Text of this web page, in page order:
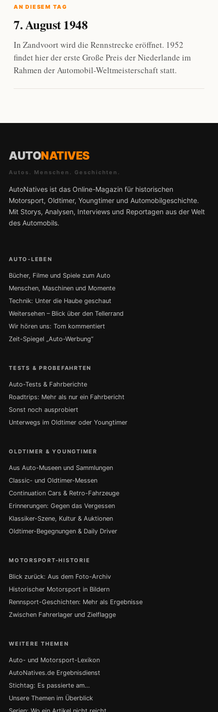
AN DIESEM TAG
7. August 1948
In Zandvoort wird die Rennstrecke eröffnet. 1952
findet hier der erste Große Preis der Niederlande im
Rahmen der Automobil-Weltmeisterschaft statt.
AUTONATIVES
Autos. Menschen. Geschichten.
AutoNatives ist das Online-Magazin für historischen
Motorsport, Oldtimer, Youngtimer und Automobilgeschichte.
Mit Storys, Analysen, Interviews und Reportagen aus der Welt
des Automobils.
AUTO-LEBEN
Bücher, Filme und Spiele zum Auto
Menschen, Maschinen und Momente
Technik: Unter die Haube geschaut
Weitersehen – Blick über den Tellerrand
Wir hören uns: Tom kommentiert
Zeit-Spiegel „Auto-Werbung“
TESTS & PROBEFAHRTEN
Auto-Tests & Fahrberichte
Roadtrips: Mehr als nur ein Fahrbericht
Sonst noch ausprobiert
Unterwegs im Oldtimer oder Youngtimer
OLDTIMER & YOUNGTIMER
Aus Auto-Museen und Sammlungen
Classic- und Oldtimer-Messen
Continuation Cars & Retro-Fahrzeuge
Erinnerungen: Gegen das Vergessen
Klassiker-Szene, Kultur & Auktionen
Oldtimer-Begegnungen & Daily Driver
MOTORSPORT-HISTORIE
Blick zurück: Aus dem Foto-Archiv
Historischer Motorsport in Bildern
Rennsport-Geschichten: Mehr als Ergebnisse
Zwischen Fahrerlager und Zielflagge
WEITERE THEMEN
Auto- und Motorsport-Lexikon
AutoNatives.de Ergebnisdienst
Stichtag: Es passierte am…
Unsere Themen im Überblick